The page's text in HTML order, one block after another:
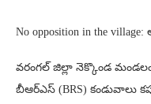
No opposition in the
వరంగల్‌ జిల్లా నెక్కొండ
బీఆర్‌ఎస్‌ (BRS) కండువాలు